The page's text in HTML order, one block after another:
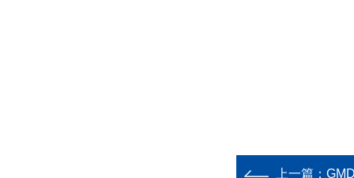
上一篇：